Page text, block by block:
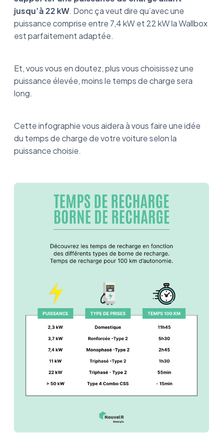
jusqu’à 22 kW. Donc ça veut dire qu’avec une
puissance comprise entre 7,4 kW et 22 kW la Wallbox
est parfaitement adaptée.
Et, vous vous en doutez, plus vous choisissez une
puissance élevée, moins le temps de charge sera
long.
Cette infographie vous aidera à vous faire une idée
du temps de charge de votre voiture selon la
puissance choisie.